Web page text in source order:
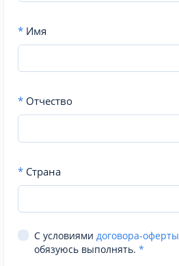
* Имя
* Отчество
* Страна
С условиями договора-оферты
обязуюсь выполнять. *